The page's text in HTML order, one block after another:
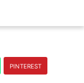
PINTEREST